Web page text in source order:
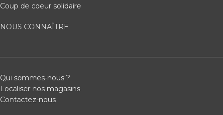
Coup de coeur solidaire
NOUS CONNAÎTRE
Qui sommes-nous ?
Localiser nos magasins
Contactez-nous